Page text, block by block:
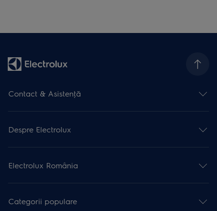
Contact & Asistenţă
Despre Electrolux
Electrolux România
Categorii populare